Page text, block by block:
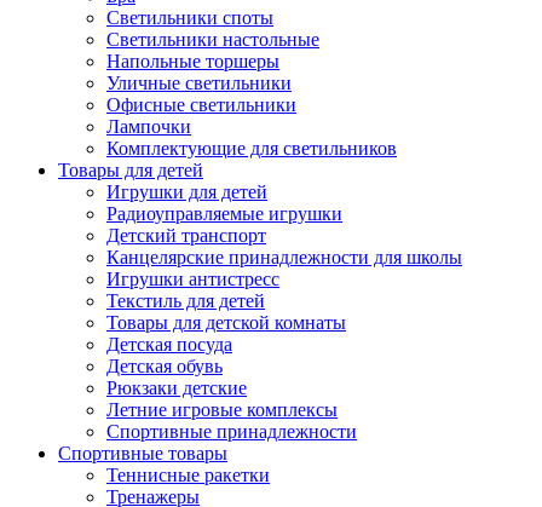
Светильники споты
Светильники настольные
Напольные торшеры
Уличные светильники
Офисные светильники
Лампочки
Комплектующие для светильников
Товары для детей
Игрушки для детей
Радиоуправляемые игрушки
Детский транспорт
Канцелярские принадлежности для школы
Игрушки антистресс
Текстиль для детей
Товары для детской комнаты
Детская посуда
Детская обувь
Рюкзаки детские
Летние игровые комплексы
Спортивные принадлежности
Спортивные товары
Теннисные ракетки
Тренажеры